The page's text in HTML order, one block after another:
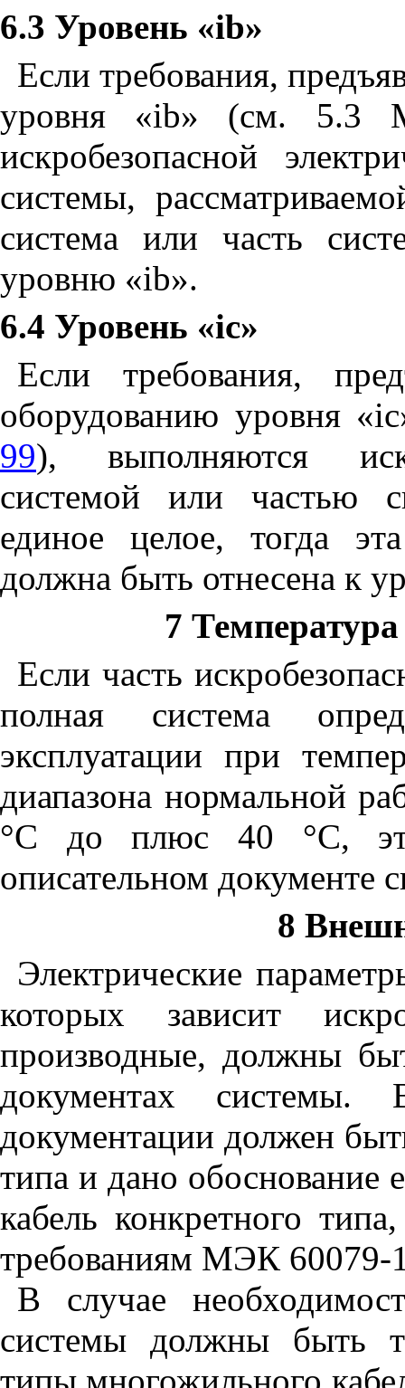
6.3 Уровень «ib»
Если требования,
уровня «ib» (см. 5.3
искробезопасной
системы,
система или часть
уровню «ib».
6.4 Уровень «ic»
Если требования,
оборудованию уровня «ic
99), выполняются
системой или частью
единое целое, тогда
должна быть отнесена к
7
Если часть
полная система
эксплуатации при
диапазона нормальной
°С до плюс 40 °С,
описательном документе
8
Электрические
которых зависит
производные, должны
документах системы.
документации должен
типа и дано обоснование
кабель конкретного
требованиям МЭК 60079-
В случае
системы должны быть